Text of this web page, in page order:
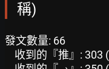
稱)
發文數量: 66
收到的『推』: 303